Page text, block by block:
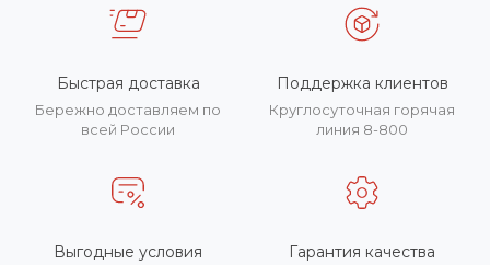
Быстрая доставка
Бережно доставляем по
всей России
Поддержка клиентов
Круглосуточная горячая
линия 8-800
Выгодные условия Гарантия качества